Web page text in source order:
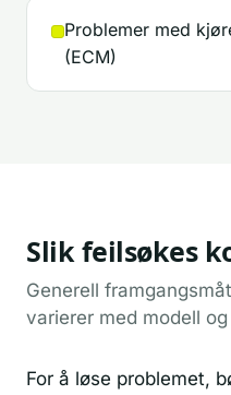
Problemer med
(ECM)
Slik feilsøkes
Generell
varierer med modell
For å løse problemet,